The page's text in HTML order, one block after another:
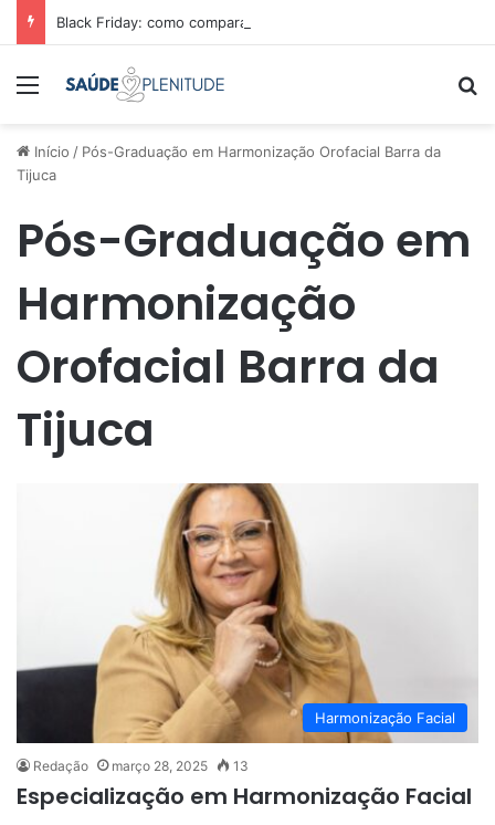
Black Friday: como comparar preços e economizar
Menu
Início / Pós-Graduação em Harmonização Orofacial Barra da
Tijuca
Pós-Graduação em
Harmonização
Orofacial Barra da
Tijuca
Harmonização Facial
Redação março 28, 2025 13
Especialização em Harmonização Facial